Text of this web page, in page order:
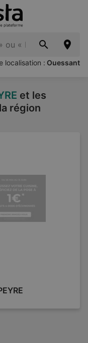
localisation : Ouessant
et les
région